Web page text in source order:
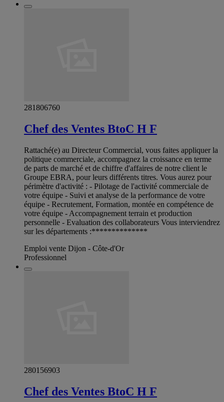
281806760
Chef des Ventes BtoC H F
Rattaché(e) au Directeur Commercial, vous faites appliquer la
politique commerciale, accompagnez la croissance en terme
de parts de marché et de chiffre d'affaires de notre client le
Groupe EBRA, pour leurs différents titres. Vous aurez pour
périmètre d'activité : - Pilotage de l'activité commerciale de
votre équipe - Suivi et analyse de la performance de votre
équipe - Recrutement, Formation, montée en compétence de
votre équipe - Accompagnement terrain et production
personnelle - Evaluation des collaborateurs Vous interviendrez
sur les départements :**************
Emploi vente Dijon - Côte-d'Or
Professionnel
280156903
Chef des Ventes BtoC H F